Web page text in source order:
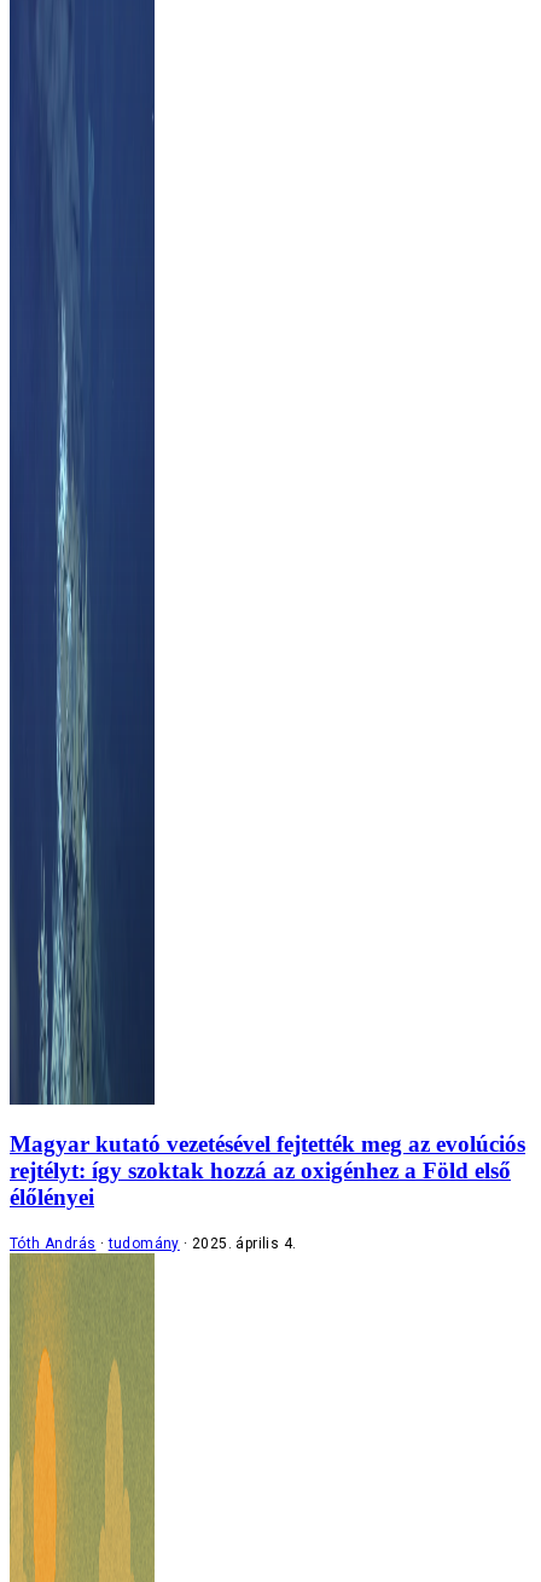
Magyar kutató vezetésével fejtették meg az evolúciós
rejtélyt: így szoktak hozzá az oxigénhez a Föld első
élőlényei
Tóth András tudomány 2025. április 4.